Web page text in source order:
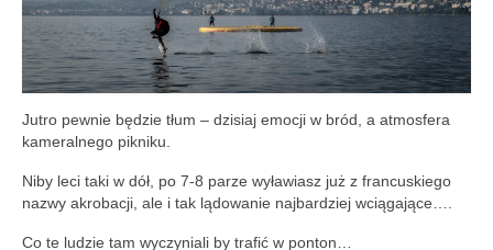
Jutro pewnie będzie tłum – dzisiaj emocji w bród, a atmosfera
kameralnego pikniku.
Niby leci taki w dół, po 7-8 parze wyławiasz już z francuskiego
nazwy akrobacji, ale i tak lądowanie najbardziej wciągające….
Co te ludzie tam wyczyniali by trafić w ponton…